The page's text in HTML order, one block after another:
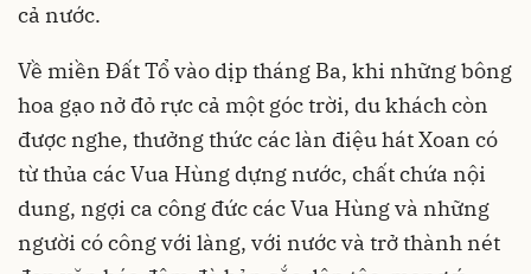
cả nước.
Về miền Đất Tổ vào dịp tháng Ba, khi những bông
hoa gạo nở đỏ rực cả một góc trời, du khách còn
được nghe, thưởng thức các làn điệu hát Xoan có
từ thủa các Vua Hùng dựng nước, chất chứa nội
dung, ngợi ca công đức các Vua Hùng và những
người có công với làng, với nước và trở thành nét